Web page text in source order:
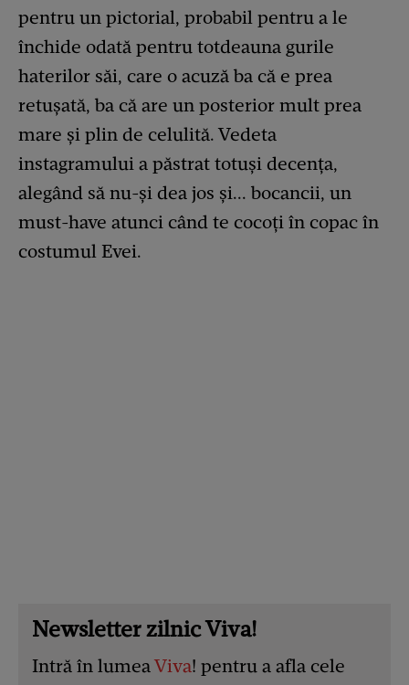
pentru un pictorial, probabil pentru a le
închide odată pentru totdeauna gurile
haterilor săi, care o acuză ba că e prea
retușată, ba că are un posterior mult prea
mare și plin de celulită. Vedeta
instagramului a păstrat totuși decența,
alegând să nu-și dea jos și... bocancii, un
must-have atunci când te cocoți în copac în
costumul Evei.
Newsletter zilnic Viva!
Intră în lumeaViva! pentru a afla cele